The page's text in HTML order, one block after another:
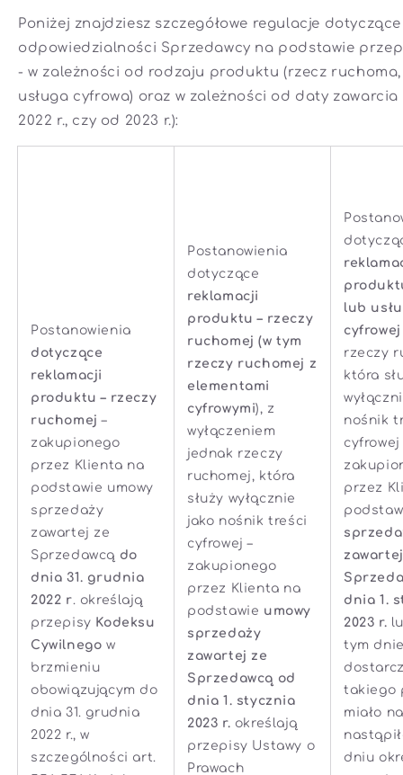
Poniżej znajdziesz szczegółowe regulacje dotyczące
odpowiedzialności Sprzedawcy na podstawie
- w zależności od rodzaju produktu (rzecz
usługa cyfrowa) oraz w zależności od daty zawarcia
2022 r., czy od 2023 r.):
Postanowienia
dotyczące
reklamacji
produktu – rzeczy
ruchomej –
zakupionego
przez Klienta na
podstawie umowy
sprzedaży
zawartej ze
Sprzedawcą do
dnia 31. grudnia
2022 r. określają
przepisy Kodeksu
Cywilnego w
brzmieniu
obowiązującym do
dnia 31. grudnia
2022 r., w
szczególności art.
Postanowienia
dotyczące
reklamacji
produktu – rzeczy
ruchomej (w tym
rzeczy ruchomej z
elementami
cyfrowymi), z
wyłączeniem
jednak rzeczy
ruchomej, która
służy wyłącznie
jako nośnik treści
cyfrowej –
zakupionego
przez Klienta na
podstawie umowy
sprzedaży
zawartej ze
Sprzedawcą od
dnia 1. stycznia
2023 r. określają
przepisy Ustawy o
Prawach
lub
cyfrowej
rzeczy
która
nośnik
cyfrowej
przez
dnia 1.
2023 r.
tym
takiego
miało
dniu